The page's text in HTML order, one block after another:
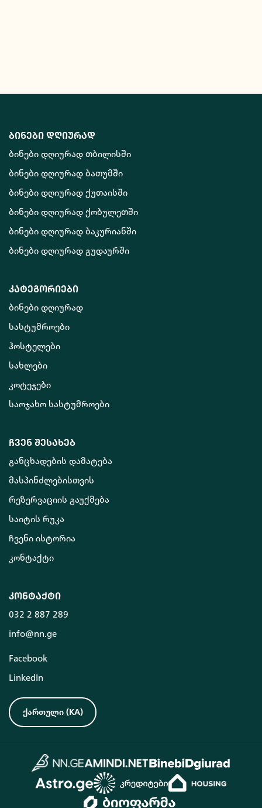
ბინები დღიურად
ბინები დღიურად თბილისში
ბინები დღიურად ბათუმში
ბინები დღიურად ქუთაისში
ბინები დღიურად ქობულეთში
ბინები დღიურად ბაკურიანში
ბინები დღიურად გუდაურში
კატეგორიები
ბინები დღიურად
სასტუმროები
ჰოსტელები
სახლები
კოტეჯები
საოჯახო სასტუმროები
ჩვენ შესახებ
განცხადების დამატება
მასპინძლებისთვის
რეზერვაციის გაუქმება
საიტის რუკა
ჩვენი ისტორია
კონტაქტი
კონტაქტი
032 2 887 289
info@nn.ge
Facebook
LinkedIn
ქართული (KA)